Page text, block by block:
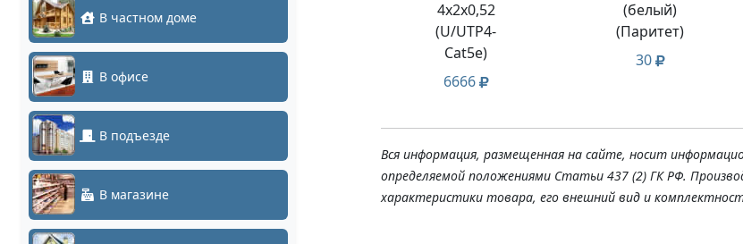
В частном доме
В офисе
В подъезде
В магазине
8892
12441
4х2х0,52
(U/UTP4-
Cat5е)
6666
(белый)
(Паритет)
30
Вся информация, размещенная на сайте, носит
определяемой положениями Статьи 437 (2) ГК РФ.
характеристики товара, его внешний вид и